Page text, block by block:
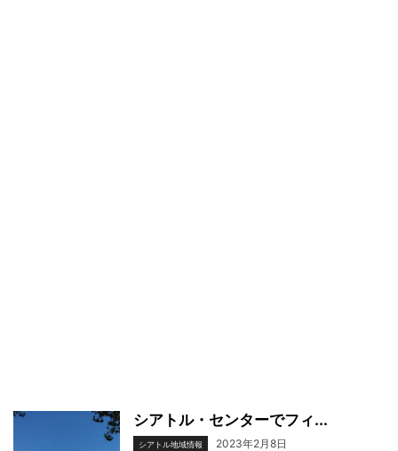
シアトル・センターでフィ...
シアトル地域情報 2023年2月8日